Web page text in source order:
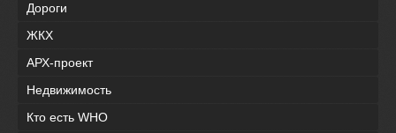
Дороги
ЖКХ
АРХ-проект
Недвижимость
Кто есть WHO